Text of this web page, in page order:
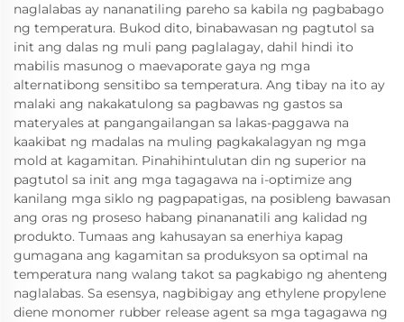
naglalabas ay nananatiling pareho sa kabila ng pagbabago
ng temperatura. Bukod dito, binabawasan ng pagtutol sa
init ang dalas ng muli pang paglalagay, dahil hindi ito
mabilis masunog o maevaporate gaya ng mga
alternatibong sensitibo sa temperatura. Ang tibay na ito ay
malaki ang nakakatulong sa pagbawas ng gastos sa
materyales at pangangailangan sa lakas-paggawa na
kaakibat ng madalas na muling pagkakalagyan ng mga
mold at kagamitan. Pinahihintulutan din ng superior na
pagtutol sa init ang mga tagagawa na i-optimize ang
kanilang mga siklo ng pagpapatigas, na posibleng bawasan
ang oras ng proseso habang pinananatili ang kalidad ng
produkto. Tumaas ang kahusayan sa enerhiya kapag
gumagana ang kagamitan sa produksyon sa optimal na
temperatura nang walang takot sa pagkabigo ng ahenteng
naglalabas. Sa esensya, nagbibigay ang ethylene propylene
diene monomer rubber release agent sa mga tagagawa ng